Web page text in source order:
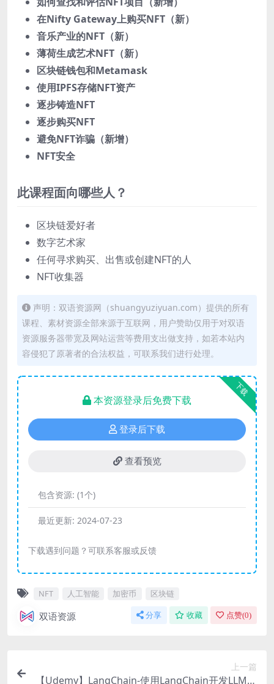
在Nifty Gateway上购买NFT（新）
音乐产业的NFT（新）
薄荷生成艺术NFT（新）
区块链钱包和Metamask
使用IPFS存储NFT资产
逐步铸造NFT
逐步购买NFT
避免NFT诈骗（新增）
NFT安全
此课程面向哪些人？
区块链爱好者
数字艺术家
任何寻求购买、出售或创建NFT的人
NFT收集器
声明：双语资源网（shuangyuziyuan.com）提供的所有
课程、素材资源全部来源于互联网，用户赞助仅用于对双语
资源服务器带宽及网站运营等费用支出做支持，如若本站内
容侵犯了原著者的合法权益，可联系我们进行处理。
下载
本资源登录后免费下载
登录后下载
查看预览
包含资源: (1个)
最近更新: 2024-07-23
下载遇到问题？可联系客服或反馈
NFT 人工智能 加密币 区块链
双语资源 分享 收藏 点赞(0)
上一篇
【Udemy】LangChain-使用LangChain开发LLM驱